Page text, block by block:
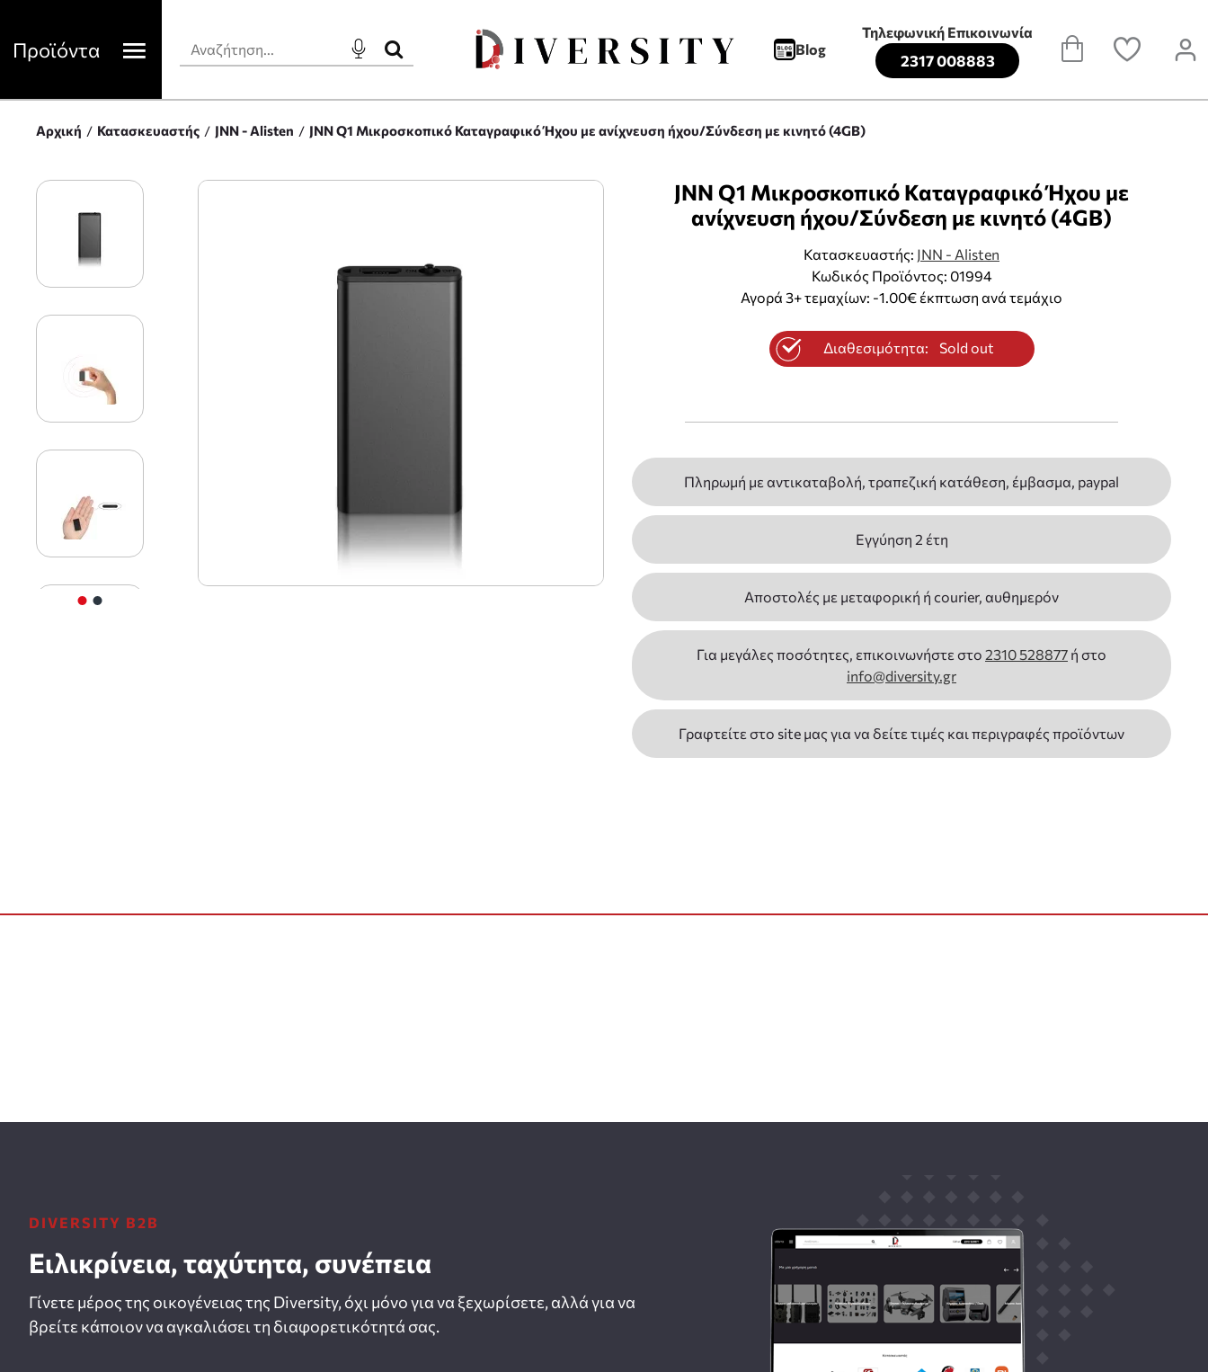
Προϊόντα Blog
Τηλεφωνική Επικοινωνία
2317 008883
Αρχική Κατασκευαστής JNN - Alisten JNN Q1 Μικροσκοπικό Καταγραφικό Ήχου με ανίχνευση ήχου/Σύνδεση με κινητό (4GB)
JNN Q1 Μικροσκοπικό Καταγραφικό Ήχου με
ανίχνευση ήχου/Σύνδεση με κινητό (4GB)
Κατασκευαστής: JNN - Alisten
Κωδικός Προϊόντος: 01994
Αγορά 3+ τεμαχίων: -1.00€ έκπτωση ανά τεμάχιο
Διαθεσιμότητα: Sold out
Πληρωμή με αντικαταβολή, τραπεζική κατάθεση, έμβασμα, paypal
Εγγύηση 2 έτη
Αποστολές με μεταφορική ή courier, αυθημερόν
Για μεγάλες ποσότητες, επικοινωνήστε στο 2310 528877 ή στο
info@diversity.gr
Γραφτείτε στο site μας για να δείτε τιμές και περιγραφές προϊόντων
DIVERSITY B2B
Ειλικρίνεια, ταχύτητα, συνέπεια
Γίνετε μέρος της οικογένειας της Diversity, όχι μόνο για να ξεχωρίσετε, αλλά για να
βρείτε κάποιον να αγκαλιάσει τη διαφορετικότητά σας.